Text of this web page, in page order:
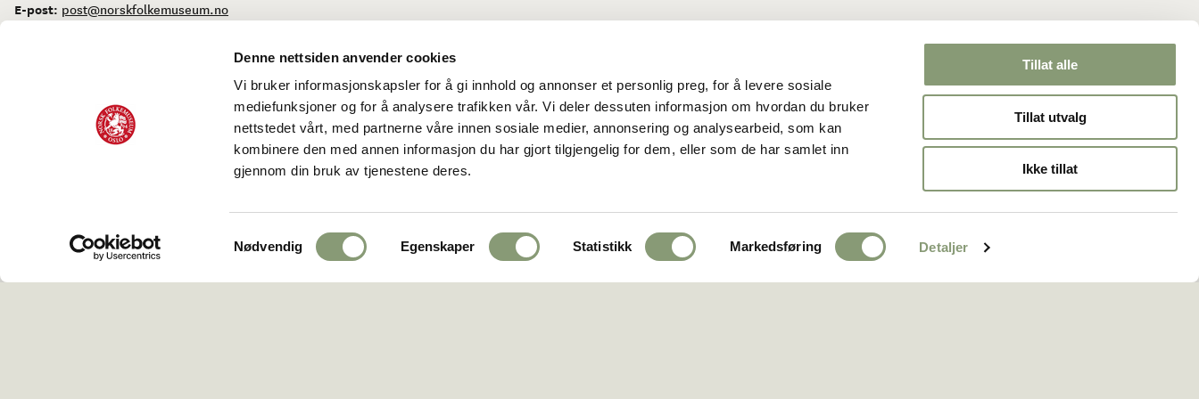
Denne nettsiden anvender cookies
Vi bruker informasjonskapsler for å gi innhold og annonser et personlig preg, for å levere sosiale
mediefunksjoner og for å analysere trafikken vår. Vi deler dessuten informasjon om hvordan du bruker
nettstedet vårt, med partnerne våre innen sosiale medier, annonsering og analysearbeid, som kan
kombinere den med annen informasjon du har gjort tilgjengelig for dem, eller som de har samlet inn
gjennom din bruk av tjenestene deres.
Samtykkevalg
Nødvendig Egenskaper Statistikk Markedsføring Detaljer
Tillat alle
Tillat utvalg
Ikke tillat
E-post: post@norskfolkemuseum.no
Tilgjengelighetserklæring
Youtube flickr LinkedIn